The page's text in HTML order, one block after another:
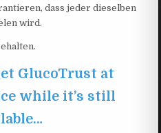
dass jeder dieselben
wird.
GlucoTrust at
while it’s still